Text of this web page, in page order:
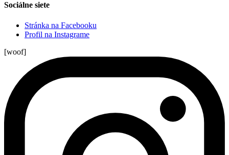
Sociálne siete
Stránka na Facebooku
Profil na Instagrame
[woof]